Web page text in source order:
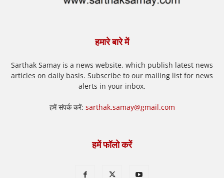
हमारे बारे में
Sarthak Samay is a news website, which publish latest news
articles on daily basis. Subscribe to our mailing list for news
alerts in your inbox.
हमें संपर्क करें: sarthak.samay@gmail.com
हमें फॉलो करें